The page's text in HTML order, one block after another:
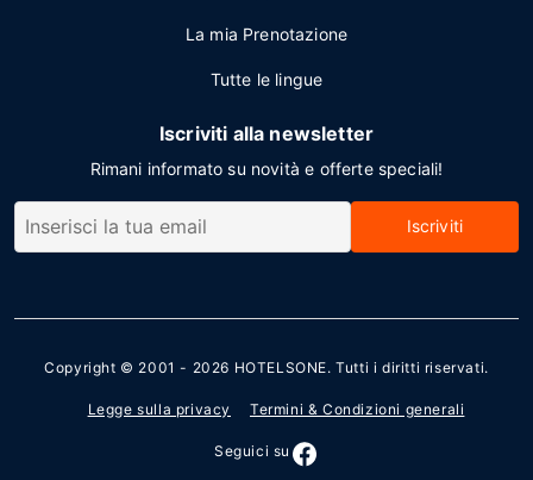
La mia Prenotazione
Tutte le lingue
Iscriviti alla newsletter
Rimani informato su novità e offerte speciali!
Iscriviti
Copyright © 2001 - 2026 HOTELSONE. Tutti i diritti riservati.
Legge sulla privacy Termini & Condizioni generali
Seguici su